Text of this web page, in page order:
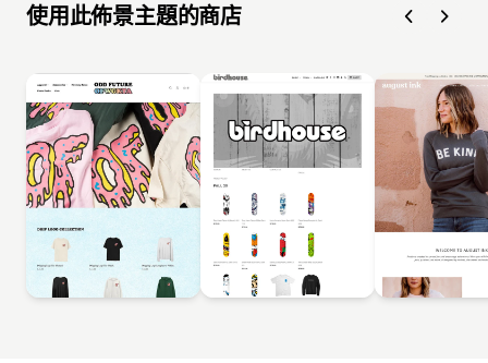
使用此佈景主題的商店